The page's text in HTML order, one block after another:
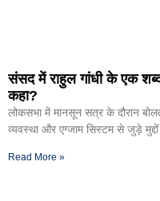
संसद में राहुल गांधी के एक
कहा?
लोकसभा में मानसून सत्र के दौरान बोलते
व्यवस्था और एग्जाम सिस्टम से जुड़े मुद्दों
Read More »